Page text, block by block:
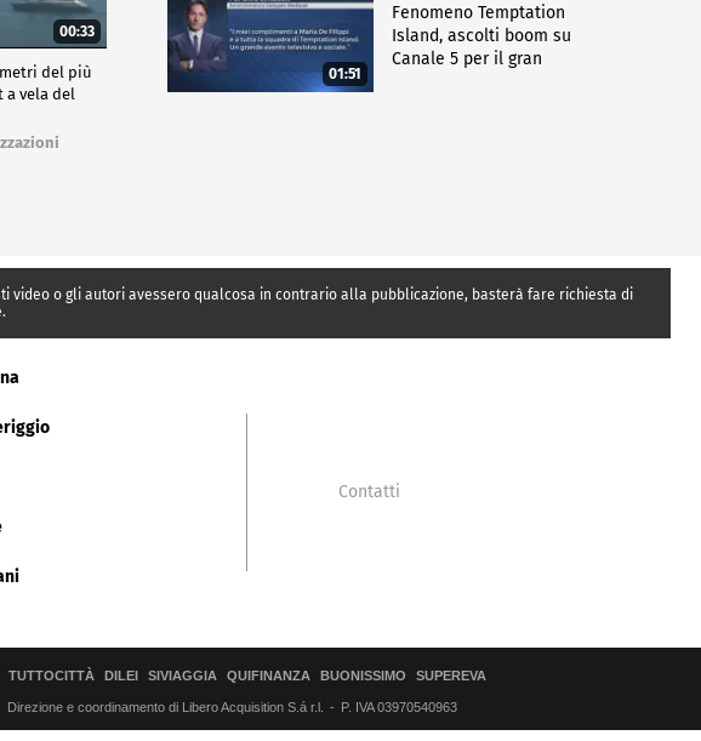
00:33
metri del più
a vela del
01:51
Fenomeno Temptation
Island, ascolti boom su
Canale 5 per il gran
video o gli autori avessero qualcosa in contrario alla pubblicazione, basterà fare richiesta di
Contatti
TUTTOCITTÀ DILEI SIVIAGGIA QUIFINANZA BUONISSIMO SUPEREVA
Direzione e coordinamento di Libero Acquisition S.á r.l. P. IVA 03970540963